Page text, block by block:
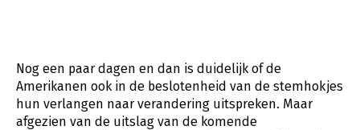
Nog een paar dagen en dan is duidelijk of de
Amerikanen ook in de beslotenheid van de stemhokjes
hun verlangen naar verandering uitspreken. Maar
afgezien van de uitslag van de komende